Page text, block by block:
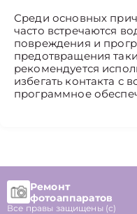
Среди основных
часто встречаются
повреждения и
предотвращения
рекомендуется
избегать контакта с
программное
Ремонт
фотоаппаратов
Все правы защищены (с)